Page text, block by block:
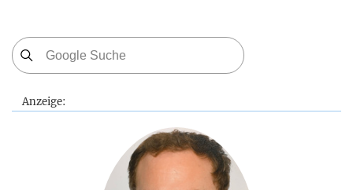
Anzeige: